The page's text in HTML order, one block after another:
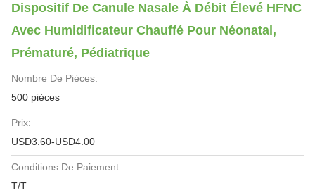
Dispositif De Canule Nasale À Débit Élevé HFNC
Avec Humidificateur Chauffé Pour Néonatal,
Prématuré, Pédiatrique
Nombre De Pièces:
500 pièces
Prix:
USD3.60-USD4.00
Conditions De Paiement:
T/T